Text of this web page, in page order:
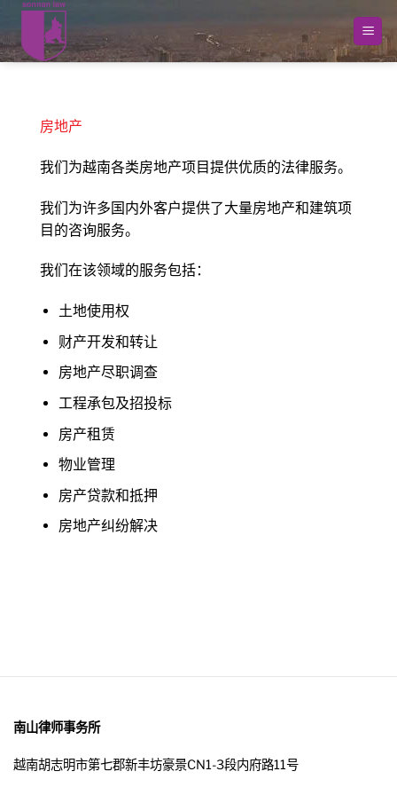
到
内
房地产
我们为越南各类房地产项目提供优质的法律服务。
我们为许多国内外客户提供了大量房地产和建筑项
目的咨询服务。
我们在该领域的服务包括：
土地使用权
财产开发和转让
房地产尽职调查
工程承包及招投标
房产租赁
物业管理
房产贷款和抵押
房地产纠纷解决
南山律师事务所
越南胡志明市第七郡新丰坊豪景CN1-3段内府路11号